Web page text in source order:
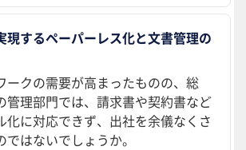
現するペーパーレス化と文書管理の
ークの需要が高まったものの、総
管理部門では、請求書や契約書など
化に対応できず、出社を余儀なくさ
はないでしょうか。